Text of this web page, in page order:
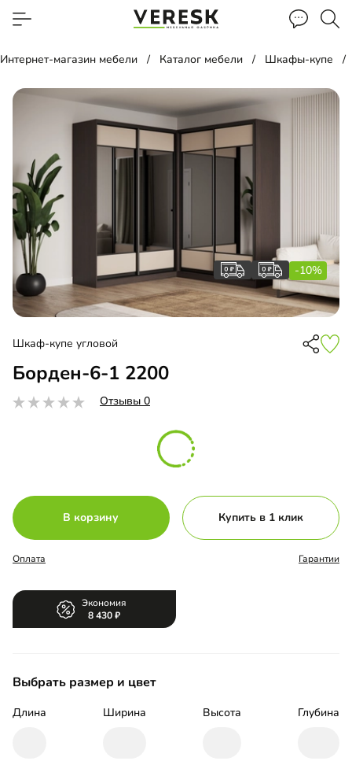
Интернет-магазин мебели Каталог мебели Шкафы-купе
-10%
Шкаф-купе угловой
Борден-6-1 2200
Отзывы 0
В корзину Купить в 1 клик
Оплата Гарантии
Экономия
8 430
Выбрать размер и цвет
Длина Ширина Высота Глубина